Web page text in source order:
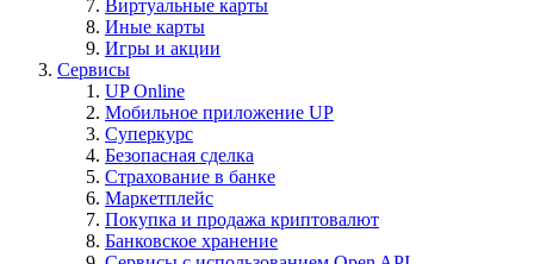
Виртуальные карты
Иные карты
Игры и акции
Сервисы
UP Online
Мобильное приложение UP
Суперкурс
Безопасная сделка
Страхование в банке
Маркетплейс
Покупка и продажа криптовалют
Банковское хранение